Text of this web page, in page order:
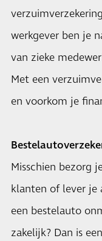
werkgever ben je
van zieke
Met een
en voorkom je
Misschien bezorg
klanten of lever je
een bestelauto
zakelijk? Dan is